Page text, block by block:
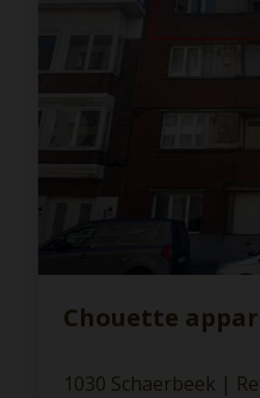
Chouette
1030 Schaerbeek |